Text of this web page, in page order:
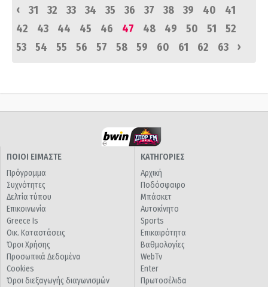
‹
31 32 33 34 35 36 37 38 39 40
41
42
43 44 45 46 47 48 49 50 51
52
53
54 55 56 57 58 59 60 61 62 63 ›
ΠΟΙΟΙ ΕΙΜΑΣΤΕ
Πρόγραμμα
Συχνότητες
Δελτία τύπου
Επικοινωνία
Greece Is
Οικ. Καταστάσεις
Όροι Χρήσης
Προσωπικά Δεδομένα
Cookies
Όροι διεξαγωγής διαγωνισμών
ΚΑΤΗΓΟΡΙΕΣ
Αρχική
Ποδόσφαιρο
Μπάσκετ
Αυτοκίνητο
Sports
Επικαιρότητα
Βαθμολογίες
WebTv
Enter
Πρωτοσέλιδα